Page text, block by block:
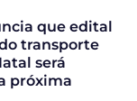
que edital
transporte
será
próxima